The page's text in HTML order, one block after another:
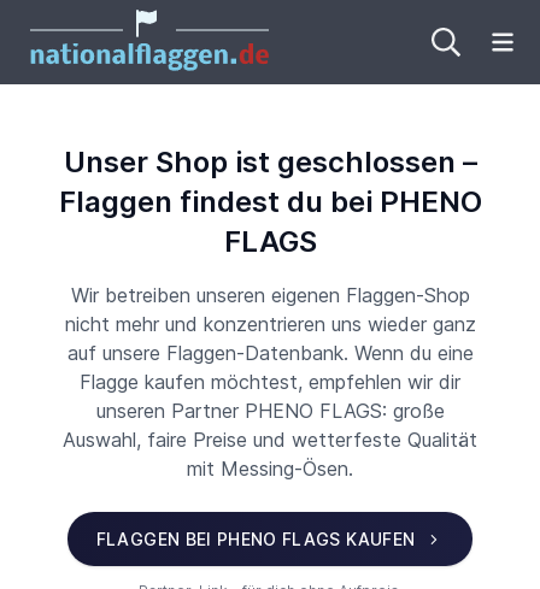
Unser Shop ist geschlossen –
Flaggen findest du bei PHENO
FLAGS
Wir betreiben unseren eigenen Flaggen-Shop
nicht mehr und konzentrieren uns wieder ganz
auf unsere Flaggen-Datenbank. Wenn du eine
Flagge kaufen möchtest, empfehlen wir dir
unseren Partner PHENO FLAGS: große
Auswahl, faire Preise und wetterfeste Qualität
mit Messing-Ösen.
FLAGGEN BEI PHENO FLAGS KAUFEN